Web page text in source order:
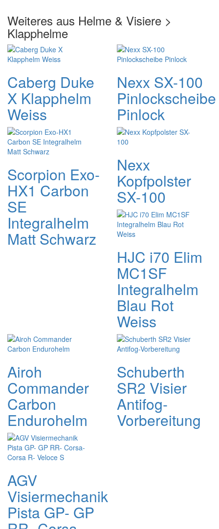
Weiteres aus Helme & Visiere >
Klapphelme
Caberg Duke
X Klapphelm
Weiss
Nexx SX-100
Pinlockscheibe
Pinlock
Scorpion Exo-
HX1 Carbon
SE
Integralhelm
Matt Schwarz
Nexx
Kopfpolster
SX-100
HJC i70 Elim
MC1SF
Integralhelm
Blau Rot
Weiss
Airoh
Commander
Carbon
Endurohelm
Schuberth
SR2 Visier
Antifog-
Vorbereitung
AGV
Visiermechanik
Pista GP- GP